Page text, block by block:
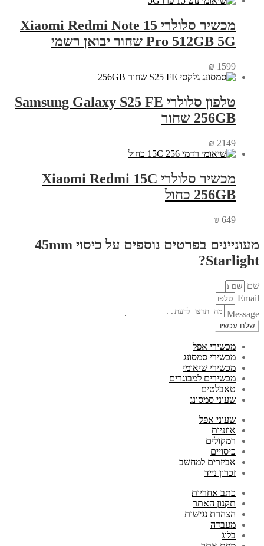
מכשיר סלולרי Xiaomi Redmi Note 15
Pro 512GB 5G שחור יבואן רשמי
₪ 1599
טלפון סלולרי Samsung Galaxy S25 FE
256GB שחור
₪ 2149
מכשיר סלולרי Xiaomi Redmi 15C
256GB כחול
₪ 649
מעוניינים בפרטים נוספים על כיסוי 45mm
Starlight?
שם
Email
Message
שלח עכשיו
מכשירי אפל
מכשירי סמסונג
מכשירי שיאומי
מכשירים למבוגרים
טאבלטים
שעוני סמסונג
שעוני אפל
אוזניות
רמקולים
כיסויים
אביזרים למחשב
זכרון נייד
כתב אחריות
תקנון האתר
הצהרת נגישות
מעבדה
בלוג